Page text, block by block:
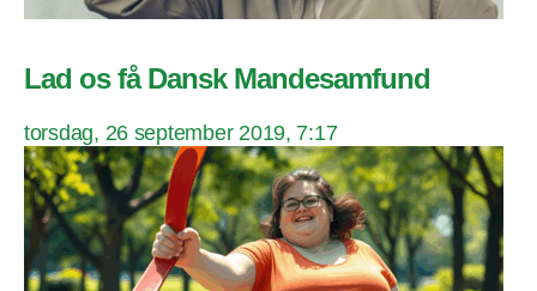
Lad os få Dansk Mandesamfund
torsdag, 26 september 2019, 7:17